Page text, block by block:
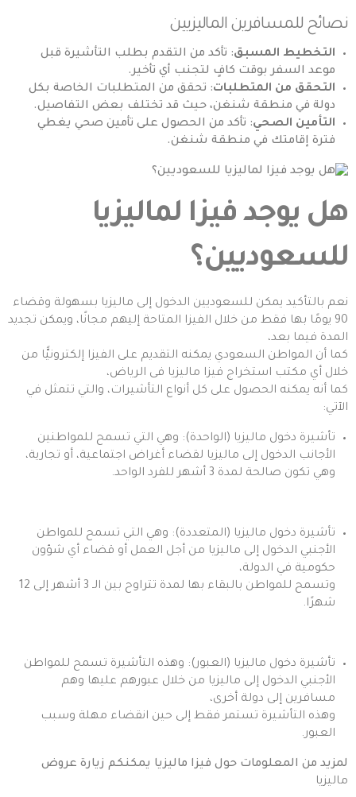
نصائح للمسافرين الماليزيين
التخطيط المسبق: تأكد من التقدم بطلب التأشيرة قبل
موعد السفر بوقت كافٍ لتجنب أي تأخير.
التحقق من المتطلبات: تحقق من المتطلبات الخاصة بكل
دولة في منطقة شنغن، حيث قد تختلف بعض التفاصيل.
التأمين الصحي: تأكد من الحصول على تأمين صحي يغطي
فترة إقامتك في منطقة شنغن.
هل يوجد فيزا لماليزيا
للسعوديين؟
نعم بالتأكيد يمكن للسعوديين الدخول إلى ماليزيا بسهولة وقضاء
90 يومًا بها فقط من خلال الفيزا المتاحة إليهم مجانًا، ويمكن تجديد
المدة فيما بعد،
كما أن المواطن السعودي يمكنه التقديم على الفيزا إلكترونيًّا من
خلال أي مكتب استخراج فيزا ماليزيا فى الرياض،
كما أنه يمكنه الحصول على كل أنواع التأشيرات، والتي تتمثل في
الآتي:
تأشيرة دخول ماليزيا (الواحدة): وهي التي تسمح للمواطنين
الأجانب الدخول إلى ماليزيا لقضاء أغراض اجتماعية، أو تجارية،
وهي تكون صالحة لمدة 3 أشهر للفرد الواحد.
تأشيرة دخول ماليزيا (المتعددة): وهي التي تسمح للمواطن
الأجنبي الدخول إلى ماليزيا من أجل العمل أو قضاء أي شؤون
حكومية في الدولة،
وتسمح للمواطن بالبقاء بها لمدة تتراوح بين الـ 3 أشهر إلى 12
شهرًا.
تأشيرة دخول ماليزيا (العبور): وهذه التأشيرة تسمح للمواطن
الأجنبي الدخول إلى ماليزيا من خلال عبورهم عليها وهم
مسافرين إلى دولة أخرى،
وهذه التأشيرة تستمر فقط إلى حين انقضاء مهلة وسبب
العبور.
لمزيد من المعلومات حول فيزا ماليزيا يمكنكم زيارة عروض
ماليزيا